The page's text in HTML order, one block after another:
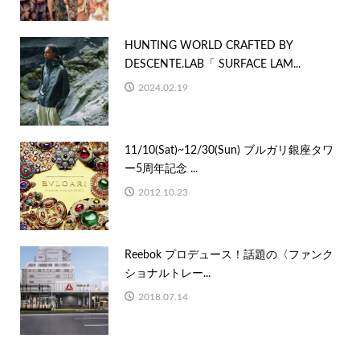
HUNTING WORLD CRAFTED BY
DESCENTE.LAB「 SURFACE LAM...
2024.02.19
11/10(Sat)~12/30(Sun) ブルガリ銀座タワ
ー5周年記念 ...
2012.10.23
Reebok プロデュース！話題の〈ファンク
ショナルトレー...
2018.07.14